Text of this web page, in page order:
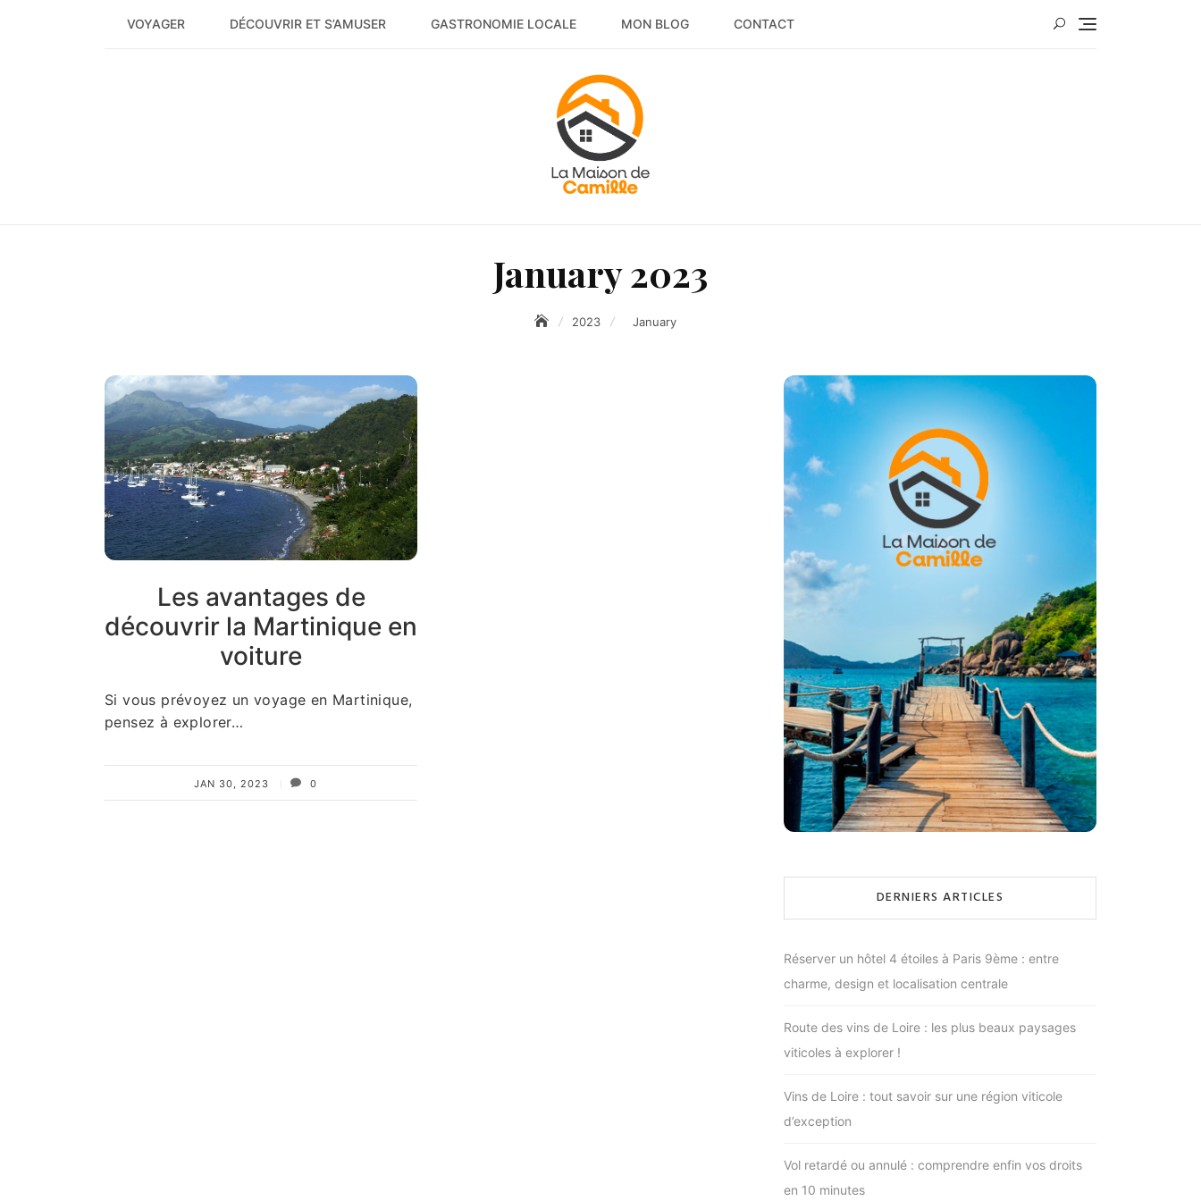
VOYAGER DÉCOUVRIR ET S’AMUSER GASTRONOMIE LOCALE MON BLOG CONTACT
January 2023
2023 January
Les avantages de
découvrir la Martinique en
voiture
Si vous prévoyez un voyage en Martinique,
pensez à explorer…
JAN 30, 2023 0
DERNIERS ARTICLES
Réserver un hôtel 4 étoiles à Paris 9ème : entre
charme, design et localisation centrale
Route des vins de Loire : les plus beaux paysages
viticoles à explorer !
Vins de Loire : tout savoir sur une région viticole
d’exception
Vol retardé ou annulé : comprendre enfin vos droits
en 10 minutes